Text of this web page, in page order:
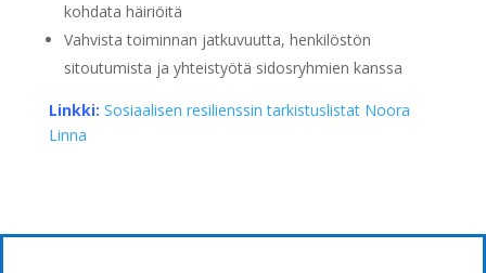
kohdata häiriöitä
Vahvista toiminnan jatkuvuutta, henkilöstön
sitoutumista ja yhteistyötä sidosryhmien kanssa
Linkki: Sosiaalisen resilienssin tarkistuslistat Noora
Linna